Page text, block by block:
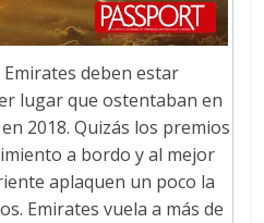
deben estar
lugar que ostentaban en
2018. Quizás los premios
a bordo y al mejor
aplaquen un poco la
Emirates vuela a más de